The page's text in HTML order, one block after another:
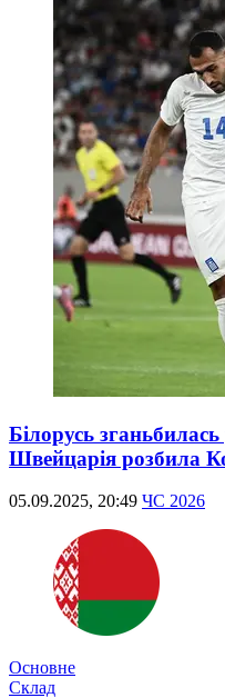
Білорусь
Швейцарія розбила
05.09.2025, 20:49 ЧС 2026
Основне
Склад